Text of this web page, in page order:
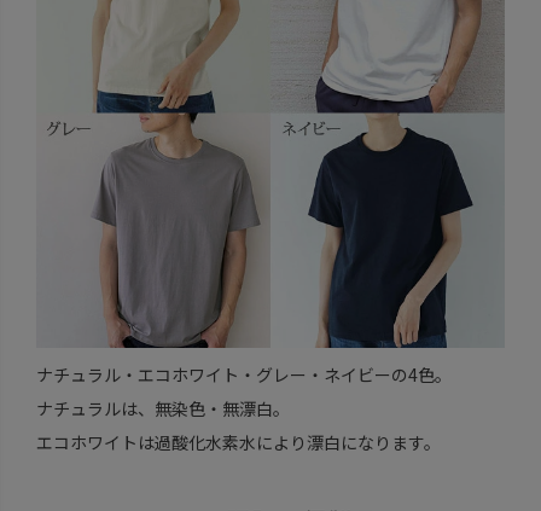
ナチュラル・エコホワイト・グレー・ネイビーの4色。
ナチュラルは、無染色・無漂白。
エコホワイトは過酸化水素水により漂白になります。